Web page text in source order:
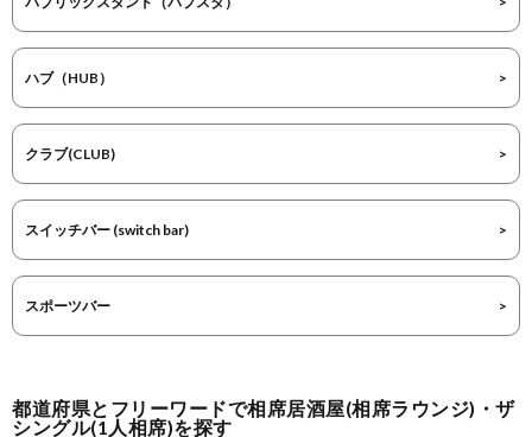
ハブ（HUB）
クラブ(CLUB)
スイッチバー (switch bar)
スポーツバー
都道府県とフリーワードで相席居酒屋(相席ラウンジ)・ザ
シングル(1人相席)を探す